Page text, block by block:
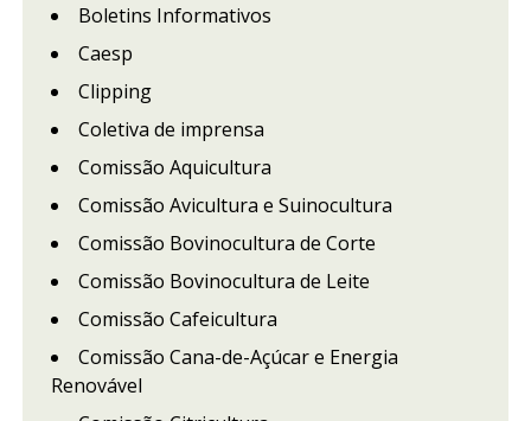
Boletins Informativos
Caesp
Clipping
Coletiva de imprensa
Comissão Aquicultura
Comissão Avicultura e Suinocultura
Comissão Bovinocultura de Corte
Comissão Bovinocultura de Leite
Comissão Cafeicultura
Comissão Cana-de-Açúcar e Energia
Renovável